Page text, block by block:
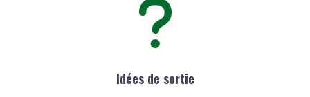
Idées de sortie